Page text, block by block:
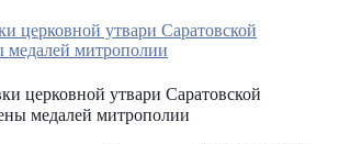
церковной утвари Саратовской
медалей митрополии